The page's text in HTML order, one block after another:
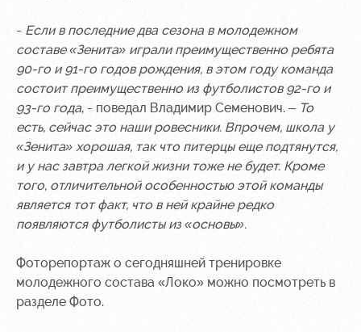
- Если в последние два сезона в молодежном
составе «Зенита» играли преимущественно ребята
90-го и 91-го годов рождения, в этом году команда
состоит преимущественно из футболистов 92-го и
93-го года, - поведал Владимир Семенович. – То
есть, сейчас это наши ровесники. Впрочем, школа у
«Зенита» хорошая, так что питерцы еще подтянутся,
и у нас завтра легкой жизни тоже не будет. Кроме
того, отличительной особенностью этой команды
является тот факт, что в ней крайне редко
появляются футболисты из «основы».
Фоторепортаж о сегодняшней тренировке
молодежного состава «Локо» можно посмотреть в
разделе Фото.